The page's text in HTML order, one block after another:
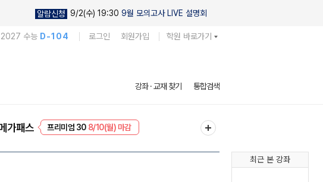
알람신청 9/2(수) 19:30 9월 모의고사 LIVE 설명회
2027 수능 D-104 로그인 회원가입 학원 바로가기
강좌 · 교재 찾기 통합검색
가패스
프리미엄 308/10(월) 마감
EVENT8/10(월) 마감
최근 본 강좌